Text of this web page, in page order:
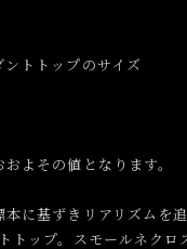
トトップのサイズ
よその値となります。
に基ずきリアリズムを
トップ。スモールネクロ